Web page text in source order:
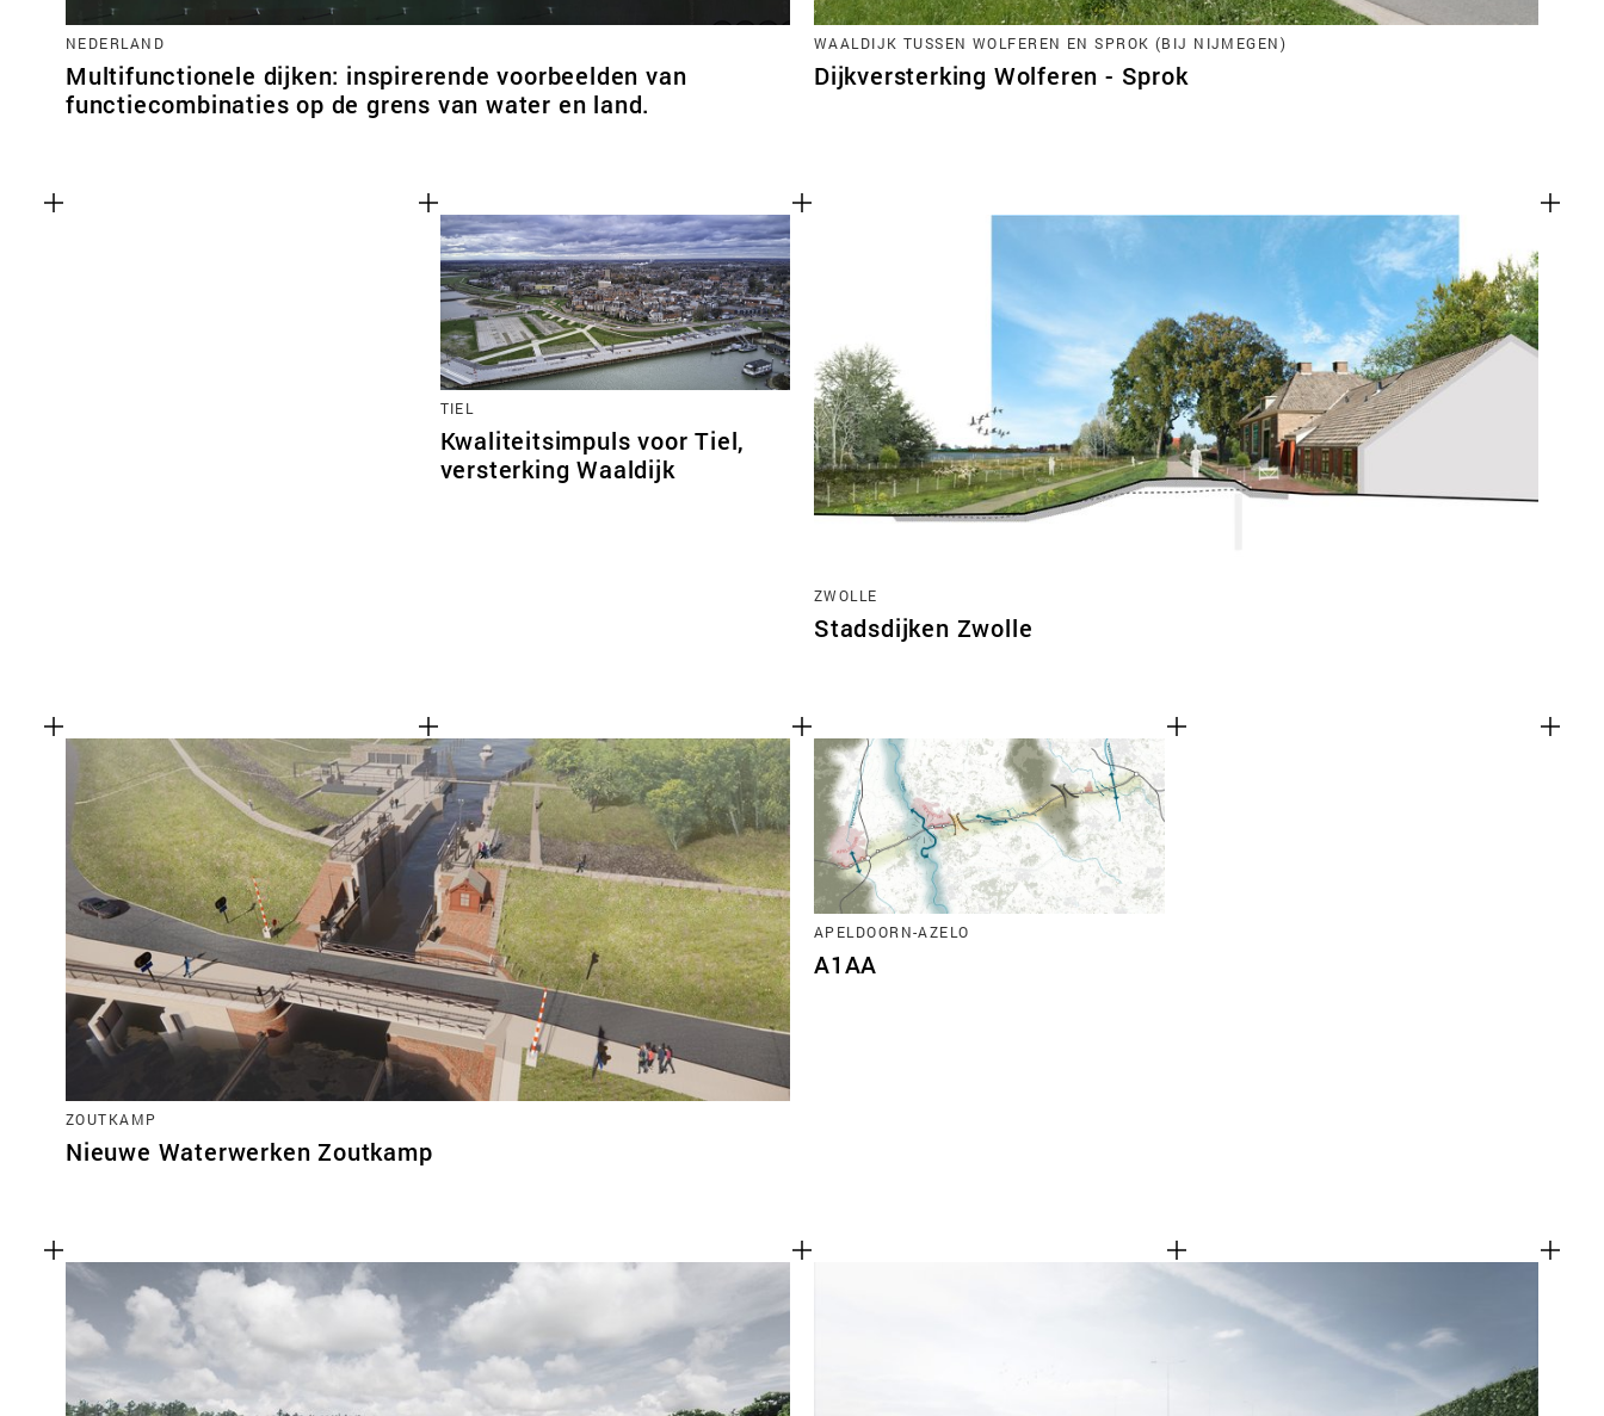
NEDERLAND
Multifunctionele dijken: inspirerende voorbeelden van
functiecombinaties op de grens van water en land.
WAALDIJK TUSSEN WOLFEREN EN SPROK (BIJ NIJMEGEN)
Dijkversterking Wolferen - Sprok
TIEL
Kwaliteitsimpuls voor Tiel,
versterking Waaldijk
ZWOLLE
Stadsdijken Zwolle
ZOUTKAMP
Nieuwe Waterwerken Zoutkamp
APELDOORN-AZELO
A1AA